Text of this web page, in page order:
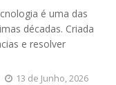
é uma das
décadas. Criada
e resolver
13 de Junho, 2026